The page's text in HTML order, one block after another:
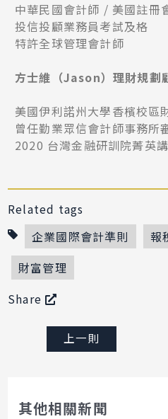
中華民國會計師 / 美國註冊
投信投顧業務員考試及格
特許全球管理會計師
方士維（Jason）理財規劃
美國伊利諾州大學香檳校區
曾任勤業眾信會計師事務所
2020 台灣金融研訓院菁英
Related tags
企業國際會計準則
報
財富管理
Share
上一則
其他相關新聞